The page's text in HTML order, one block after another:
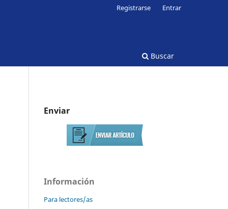
Buscar
Registrarse Entrar
Enviar
Información
Para lectores/as